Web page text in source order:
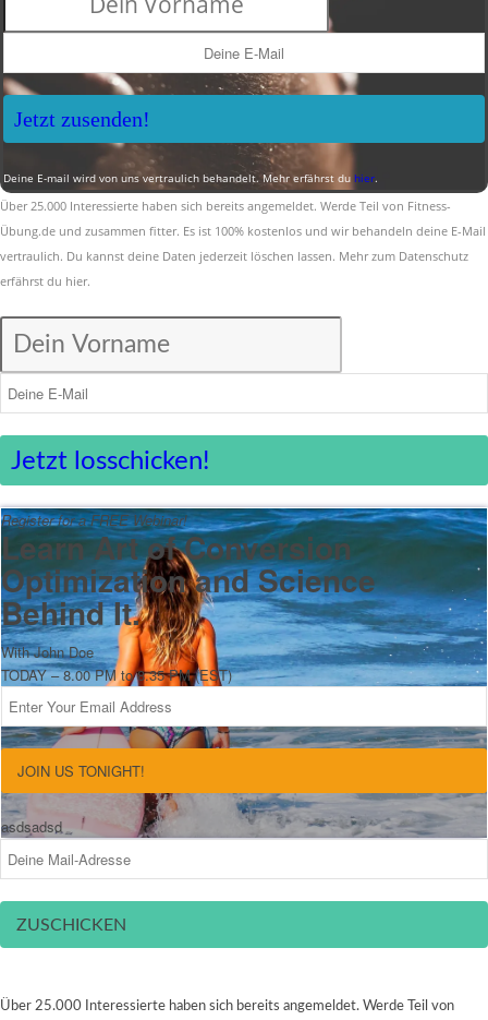
Jetzt zusenden!
Deine E-mail wird von uns vertraulich behandelt. Mehr erfährst du hier.
Über 25.000 Interessierte haben sich bereits angemeldet. Werde Teil von Fitness-
Übung.de und zusammen fitter. Es ist 100% kostenlos und wir behandeln deine E-Mail
vertraulich. Du kannst deine Daten jederzeit löschen lassen. Mehr zum Datenschutz
erfährst du hier.
Jetzt losschicken!
Register for a FREE Webinar!
Learn Art of Conversion
Optimization and Science
Behind It.
With John Doe
TODAY – 8.00 PM to 8.35 PM (EST)
JOIN US TONIGHT!
asdsadsd
ZUSCHICKEN
Über 25.000 Interessierte haben sich bereits angemeldet. Werde Teil von